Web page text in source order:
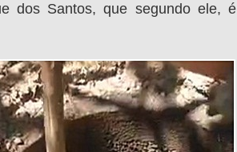
dos Santos, que segundo ele, é